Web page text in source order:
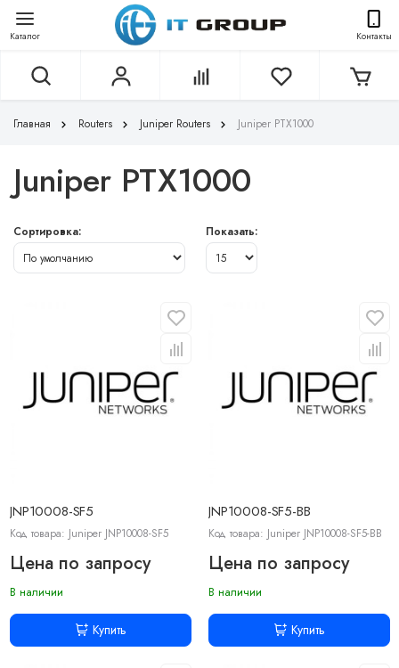
Каталог Контакты
Главная Routers Juniper Routers Juniper PTX1000
Juniper PTX1000
Сортировка: Показать:
JNP10008-SF5
Код товара: Juniper JNP10008-SF5
Цена по запросу
В наличии
Купить
JNP10008-SF5-BB
Код товара: Juniper JNP10008-SF5-BB
Цена по запросу
В наличии
Купить